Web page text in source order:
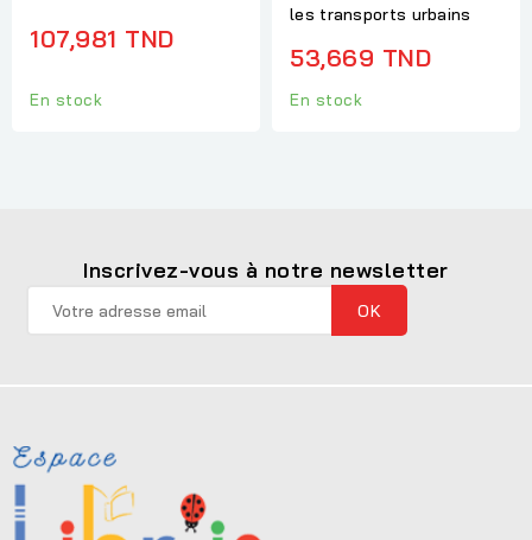
107,981 TND
En stock
les transports urbains
53,669 TND
En stock
Inscrivez-vous à notre newsletter